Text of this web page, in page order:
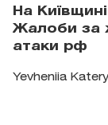
На
Жалоби за
атаки рф
Yevheniia